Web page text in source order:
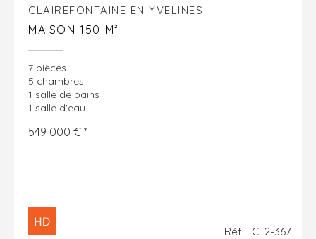
CLAIREFONTAINE EN YVELINES
MAISON 150 M²
7 pièces
5 chambres
1 salle de bains
1 salle d'eau
549 000 € *
Réf. : CL2-367